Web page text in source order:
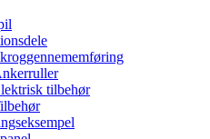
tilbehør